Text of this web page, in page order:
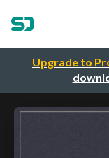
Upgrade to